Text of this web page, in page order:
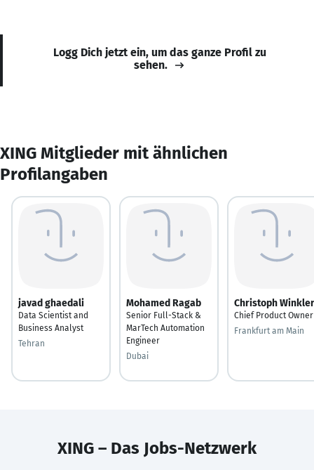
Logg Dich jetzt ein, um das ganze Profil zu
sehen.
XING Mitglieder mit ähnlichen
Profilangaben
javad ghaedali
Data Scientist and
Business Analyst
Tehran
Mohamed Ragab
Senior Full-Stack &
MarTech Automation
Engineer
Dubai
Christoph Winkler
Chief Product Owner
Frankfurt am Main
XING – Das Jobs-Netzwerk